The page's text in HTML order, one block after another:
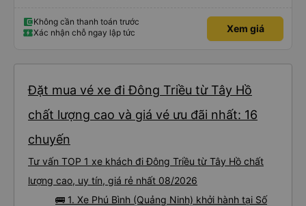
Không cần thanh toán trước
Xác nhận chỗ ngay lập tức
Xem giá
Đặt mua vé xe đi Đông Triều từ Tây Hồ
chất lượng cao và giá vé ưu đãi nhất: 16
chuyến
Tư vấn TOP 1 xe khách đi Đông Triều từ Tây Hồ chất
lượng cao, uy tín, giá rẻ nhất 08/2026
🚌 1. Xe Phú Bình (Quảng Ninh) khởi hành tại Số